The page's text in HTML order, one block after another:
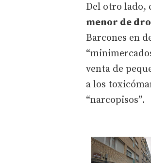
Del otro lado,
menor de
Barcones en
venta de
a los
“narcopisos”.